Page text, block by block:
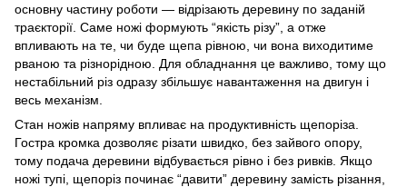
основну частину роботи — відрізають деревину по заданій
траєкторії. Саме ножі формують “якість різу”, а отже
впливають на те, чи буде щепа рівною, чи вона виходитиме
рваною та різнорідною. Для обладнання це важливо, тому що
нестабільний різ одразу збільшує навантаження на двигун і
весь механізм.
Стан ножів напряму впливає на продуктивність щепоріза.
Гостра кромка дозволяє різати швидко, без зайвого опору,
тому подача деревини відбувається рівно і без ривків. Якщо
ножі тупі, щепоріз починає “давити” деревину замість різання,